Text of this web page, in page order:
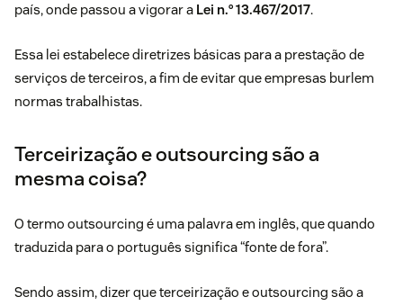
país, onde passou a vigorar a Lei n.° 13.467/2017.
Essa lei estabelece diretrizes básicas para a prestação de
serviços de terceiros, a fim de evitar que empresas burlem
normas trabalhistas.
Terceirização e outsourcing são a
mesma coisa?
O termo outsourcing é uma palavra em inglês, que quando
traduzida para o português significa “fonte de fora”.
Sendo assim, dizer que terceirização e outsourcing são a